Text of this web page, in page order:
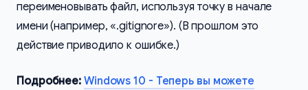
переименовывать файл, используя точку в начале
имени (например, «.gitignore»). (В прошлом это
действие приводило к ошибке.)
Подробнее: Windows 10 - Теперь вы можете